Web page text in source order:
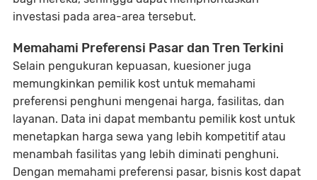
investasi pada area-area tersebut.
Memahami Preferensi Pasar dan Tren Terkini
Selain pengukuran kepuasan, kuesioner juga
memungkinkan pemilik kost untuk memahami
preferensi penghuni mengenai harga, fasilitas, dan
layanan. Data ini dapat membantu pemilik kost untuk
menetapkan harga sewa yang lebih kompetitif atau
menambah fasilitas yang lebih diminati penghuni.
Dengan memahami preferensi pasar, bisnis kost dapat